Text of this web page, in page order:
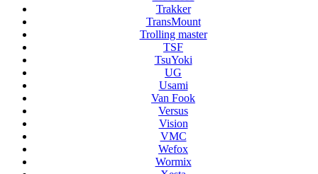
Trakker
TransMount
Trolling master
TSF
TsuYoki
UG
Usami
Van Fook
Versus
Vision
VMC
Wefox
Wormix